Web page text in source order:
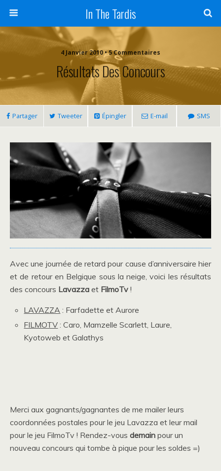
In The Tardis
4 Janvier 2010 • 5 Commentaires
Résultats Des Concours
Partager Tweeter Épingler E-mail SMS
Avec une journée de retard pour cause d’anniversaire hier
et de retour en Belgique sous la neige, voici les résultats
des concours Lavazza et FilmoTv !
LAVAZZA : Farfadette et Aurore
FILMOTV : Caro, Mamzelle Scarlett, Laure,
Kyotoweb et Galathys
Merci aux gagnants/gagnantes de me mailer leurs
coordonnées postales pour le jeu Lavazza et leur mail
pour le jeu FilmoTv ! Rendez-vous demain pour un
nouveau concours qui tombe à pique pour les soldes =)